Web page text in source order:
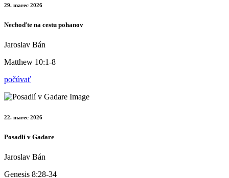
29. marec 2026
Nechoďte na cestu pohanov
Jaroslav Bán
Matthew 10:1-8
počúvať
22. marec 2026
Posadlí v Gadare
Jaroslav Bán
Genesis 8:28-34